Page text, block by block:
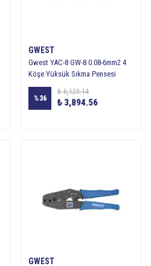
GWEST
Gwest YAC-8 GW-8 0.08-6mm2 4
Köşe Yüksük Sıkma Pensesi
%36
₺ 6,123.14
₺ 3,894.56
GWEST